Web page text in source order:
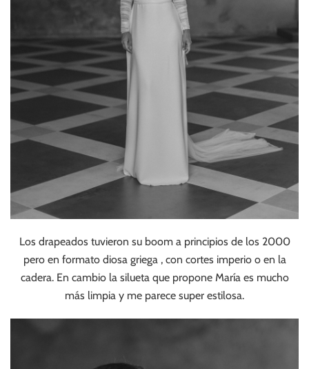
Los drapeados tuvieron su boom a principios de los 2000
pero en formato diosa griega , con cortes imperio o en la
cadera. En cambio la silueta que propone María es mucho
más limpia y me parece super estilosa.